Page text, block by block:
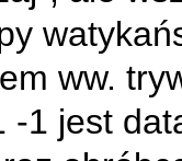
ww.
-1 jest